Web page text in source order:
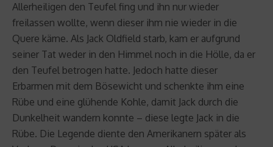
Allerheiligen den Teufel fing und ihn nur wieder
freilassen wollte, wenn dieser ihm nie wieder in die
Quere käme. Als Jack Oldfield starb, kam er aufgrund
seiner Tat weder in den Himmel noch in die Hölle, da er
den Teufel betrogen hatte. Jedoch hatte dieser
Erbarmen mit dem Bösewicht und schenkte ihm eine
Rübe und eine glühende Kohle, damit Jack durch die
Dunkelheit wandern konnte – diese legte Jack in die
Rübe. Die Legende diente den Amerikanern später als